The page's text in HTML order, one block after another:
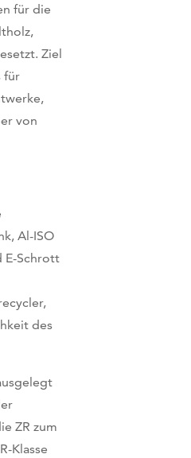
für die
Ziel
für
von
Al-ISO
E-Schrott
des
ZR zum
Klasse